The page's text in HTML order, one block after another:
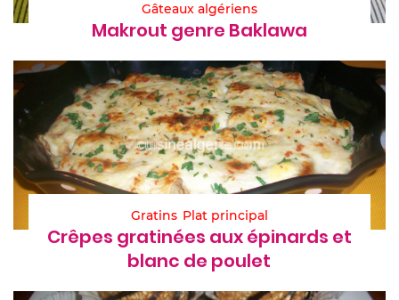
Gâteaux algériens
Makrout genre Baklawa
Gratins Plat principal
Crêpes gratinées aux épinards et
blanc de poulet